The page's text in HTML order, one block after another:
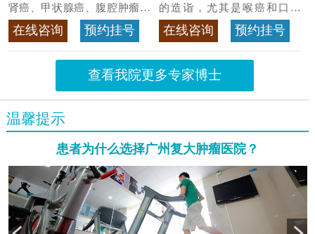
肾癌、甲状腺癌、腹腔肿瘤等
>>查看专家详情
在线咨询 预约挂号
的造诣，尤其是喉癌和口腔
癌，迄今仍是广东喉癌单病种
首席专家 >>查看专家详情
在线咨询 预约挂号
查看我院更多专家博士
温馨提示
患者为什么选择广州复大肿瘤医院？